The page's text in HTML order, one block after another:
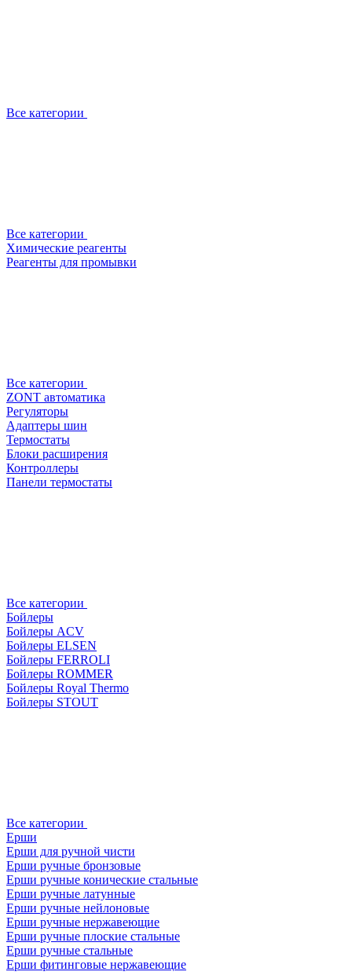
Все категории
Все категории
Химические реагенты
Реагенты для промывки
Все категории
ZONT автоматика
Регуляторы
Адаптеры шин
Термостаты
Блоки расширения
Контроллеры
Панели термостаты
Все категории
Бойлеры
Бойлеры ACV
Бойлеры ELSEN
Бойлеры FERROLI
Бойлеры ROMMER
Бойлеры Royal Thermo
Бойлеры STOUT
Все категории
Ерши
Ерши для ручной чисти
Ерши ручные бронзовые
Ерши ручные конические стальные
Ерши ручные латунные
Ерши ручные нейлоновые
Ерши ручные нержавеющие
Ерши ручные плоские стальные
Ерши ручные стальные
Ерши фитинговые нержавеющие